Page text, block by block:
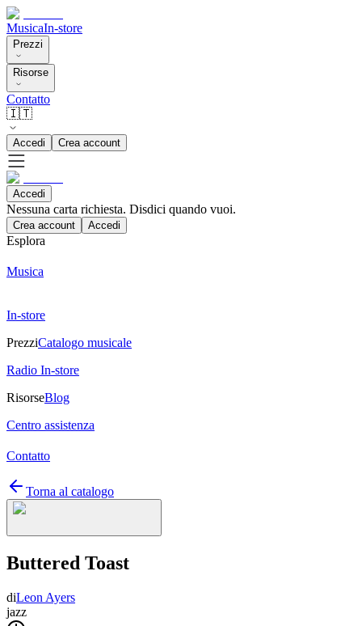
MusicaIn-store
Prezzi
Risorse
Contatto
🇮🇹
Accedi Crea account
Accedi
Nessuna carta richiesta. Disdici quando vuoi.
Crea account Accedi
Esplora
Musica
In-store
PrezziCatalogo musicale
Radio In-store
RisorseBlog
Centro assistenza
Contatto
Torna al catalogo
Buttered Toast
diLeon Ayers
jazz